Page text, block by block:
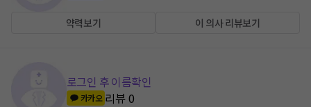
약력보기 이 의사 리뷰보기
로그인 후 이름확인
카카오 리뷰0